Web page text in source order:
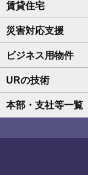
賃貸住宅
災害対応支援
ビジネス用物件
URの技術
本部・支社等一覧